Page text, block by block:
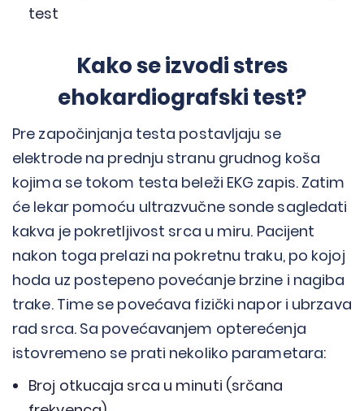
test
Kako se izvodi stres
ehokardiografski test?
Pre započinjanja testa postavljaju se
elektrode na prednju stranu grudnog koša
kojima se tokom testa beleži EKG zapis. Zatim
će lekar pomoću ultrazvučne sonde sagledati
kakva je pokretljivost srca u miru. Pacijent
nakon toga prelazi na pokretnu traku, po kojoj
hoda uz postepeno povećanje brzine i nagiba
trake. Time se povećava fizički napor i ubrzava
rad srca. Sa povećavanjem opterećenja
istovremeno se prati nekoliko parametara:
Broj otkucaja srca u minuti (srčana